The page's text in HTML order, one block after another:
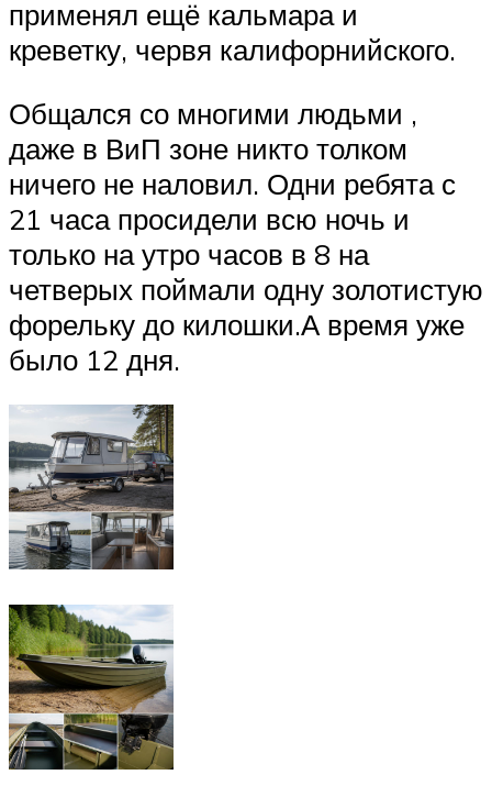
применял ещё кальмара и
креветку, червя калифорнийского.
Общался со многими людьми ,
даже в ВиП зоне никто толком
ничего не наловил. Одни ребята с
21 часа просидели всю ночь и
только на утро часов в 8 на
четверых поймали одну золотистую
форельку до килошки.А время уже
было 12 дня.